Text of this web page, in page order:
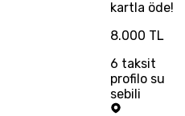
kartla öde!
8.000 TL
6 taksit
profilo su
sebili